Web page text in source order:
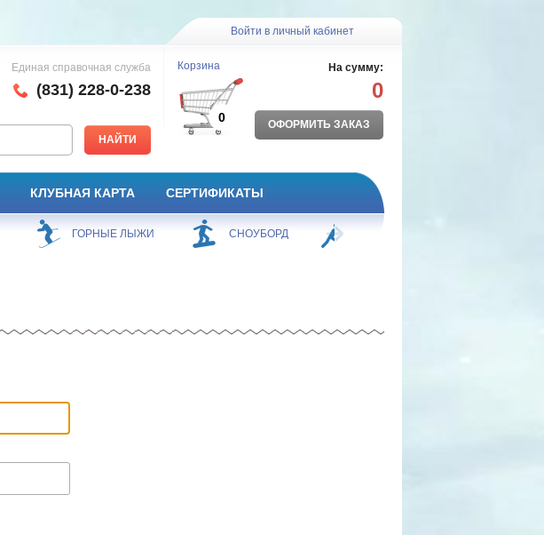
Войти в личный кабинет
Единая справочная служба
(831) 228-0-238
Корзина
0
На сумму:
0
ОФОРМИТЬ ЗАКАЗ
КЛУБНАЯ КАРТА СЕРТИФИКАТЫ
ГОРНЫЕ ЛЫЖИ СНОУБОРД